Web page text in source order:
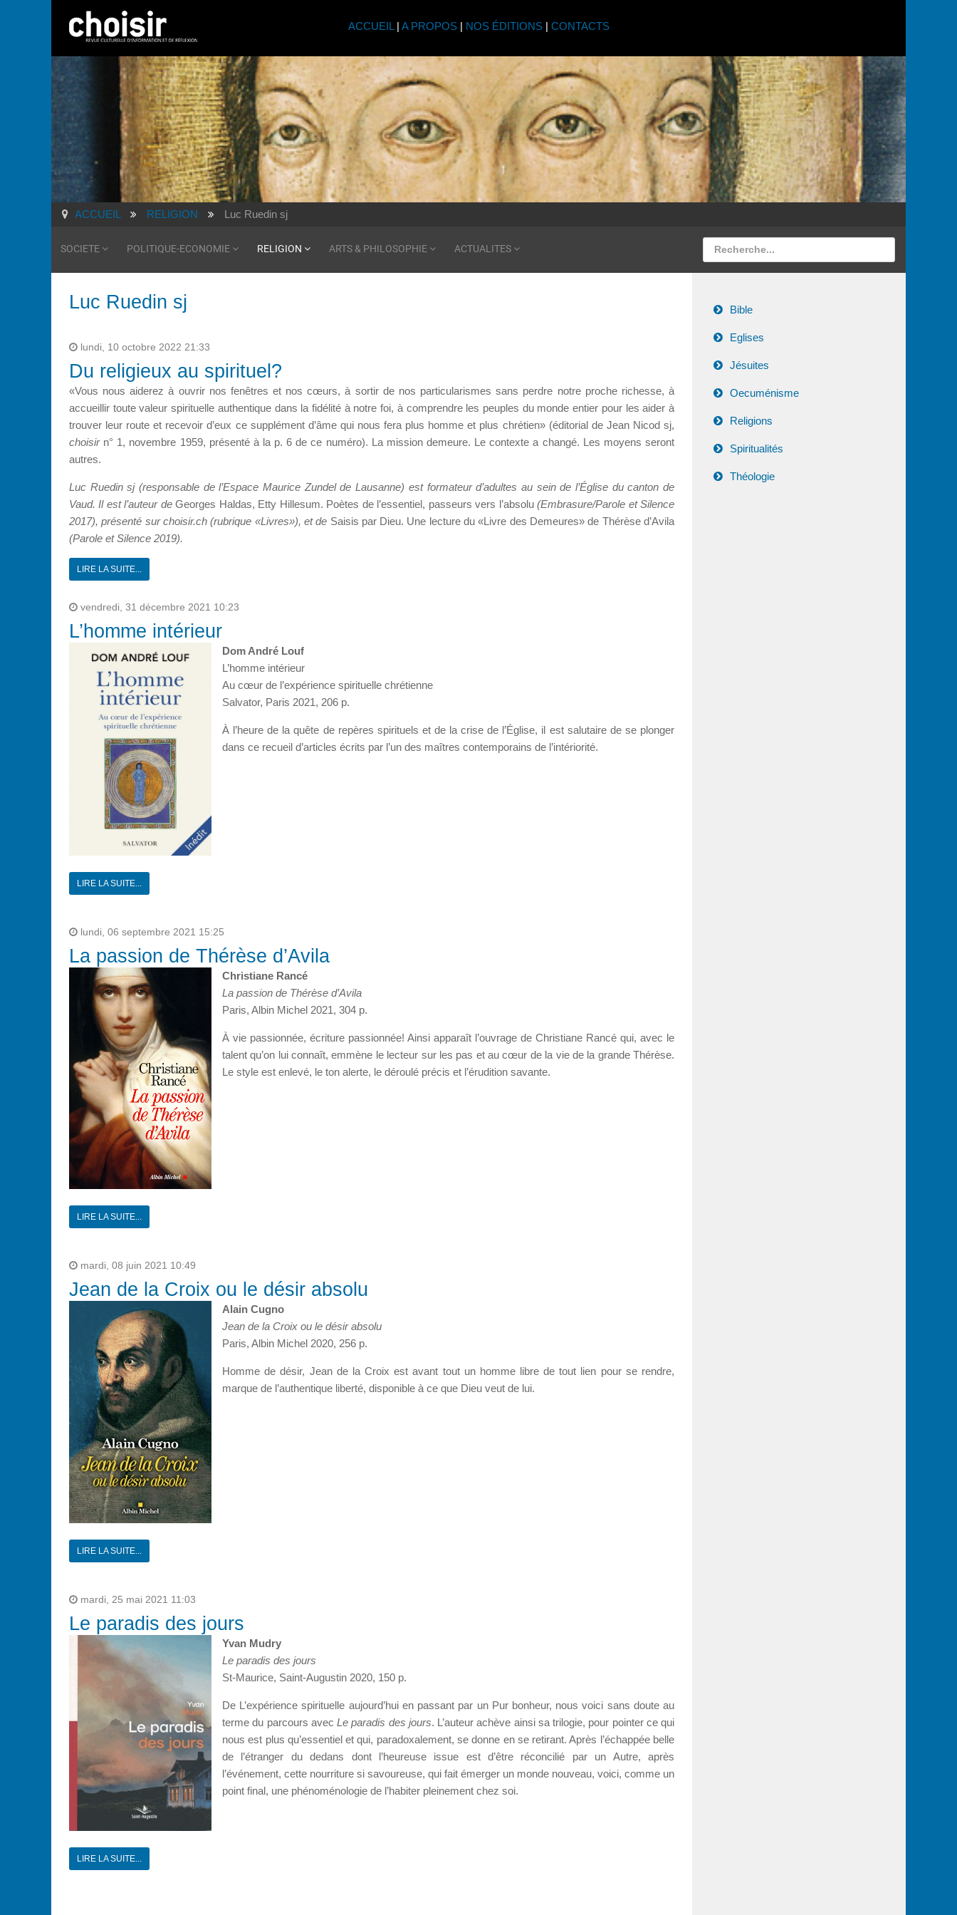
ACCUEIL | A PROPOS| NOS ÉDITIONS| CONTACTS
ACCUEIL RELIGION Luc Ruedin sj
SOCIETE POLITIQUE-ECONOMIE RELIGION ARTS & PHILOSOPHIE ACTUALITES
Luc Ruedin sj
lundi, 10 octobre 2022 21:33
Du religieux au spirituel?
«Vous nous aiderez à ouvrir nos fenêtres et nos cœurs, à sortir de nos particularismes sans perdre notre proche richesse, à
accueillir toute valeur spirituelle authentique dans la fidélité à notre foi, à comprendre les peuples du monde entier pour les aider à
trouver leur route et recevoir d’eux ce supplément d’âme qui nous fera plus homme et plus chrétien» (éditorial de Jean Nicod sj,
choisirn° 1, novembre 1959, présenté à la p. 6 de ce numéro). La mission demeure. Le contexte a changé. Les moyens seront
autres.
Luc Ruedin sj (responsable de l’Espace Maurice Zundel de Lausanne) est formateur d’adultes au sein de l’Église du canton de
Vaud. Il est l’auteur deGeorges Haldas, Etty Hillesum. Poètes de l’essentiel, passeurs vers l’absolu(Embrasure/Parole et Silence
2017), présenté sur choisir.ch (rubrique «Livres»), et de Saisis par Dieu. Une lecture du «Livre des Demeures» de Thérèse d’Avila
(Parole et Silence 2019).
LIRE LA SUITE...
vendredi, 31 décembre 2021 10:23
L’homme intérieur
Dom André Louf
L’homme intérieur
Au cœur de l’expérience spirituelle chrétienne
Salvator, Paris 2021, 206 p.
À l’heure de la quête de repères spirituels et de la crise de l’Église, il est salutaire de se plonger
dans ce recueil d’articles écrits par l’un des maîtres contemporains de l’intériorité.
LIRE LA SUITE...
lundi, 06 septembre 2021 15:25
La passion de Thérèse d’Avila
Christiane Rancé
La passion de Thérèse d’Avila
Paris, Albin Michel 2021, 304 p.
À vie passionnée, écriture passionnée! Ainsi apparaît l’ouvrage de Christiane Rancé qui, avec le
talent qu’on lui connaît, emmène le lecteur sur les pas et au cœur de la vie de la grande Thérèse.
Le style est enlevé, le ton alerte, le déroulé précis et l’érudition savante.
LIRE LA SUITE...
mardi, 08 juin 2021 10:49
Jean de la Croix ou le désir absolu
Alain Cugno
Jean de la Croix ou le désir absolu
Paris, Albin Michel 2020, 256 p.
Homme de désir, Jean de la Croix est avant tout un homme libre de tout lien pour se rendre,
marque de l’authentique liberté, disponible à ce que Dieu veut de lui.
LIRE LA SUITE...
mardi, 25 mai 2021 11:03
Le paradis des jours
Yvan Mudry
Le paradis des jours
St-Maurice, Saint-Augustin 2020, 150 p.
De L’expérience spirituelle aujourd’hui en passant par un Pur bonheur, nous voici sans doute au
terme du parcours avec Le paradis des jours. L’auteur achève ainsi sa trilogie, pour pointer ce qui
nous est plus qu’essentiel et qui, paradoxalement, se donne en se retirant. Après l’échappée belle
de l’étranger du dedans dont l’heureuse issue est d’être réconcilié par un Autre, après
l’événement, cette nourriture si savoureuse, qui fait émerger un monde nouveau, voici, comme un
point final, une phénoménologie de l’habiter pleinement chez soi.
LIRE LA SUITE...
Bible
Eglises
Jésuites
Oecuménisme
Religions
Spiritualités
Théologie